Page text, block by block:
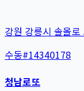
강원 강릉시 솔올
수동#14340178
청남로또